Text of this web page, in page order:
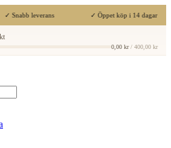
✓ Snabb leverans ✓ Öppet köp i 14 dagar
0,00 kr/ 400,00 kr